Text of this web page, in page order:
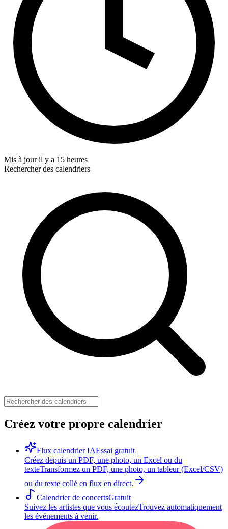
Mis à jour il y a 15 heures
Rechercher des calendriers
Créez votre propre calendrier
Flux calendrier IAEssai gratuit
Créez depuis un PDF, une photo, un Excel ou du
texteTransformez un PDF, une photo, un tableur (Excel/CSV)
ou du texte collé en flux en direct.
Calendrier de concertsGratuit
Suivez les artistes que vous écoutezTrouvez automatiquement
les événements à venir.